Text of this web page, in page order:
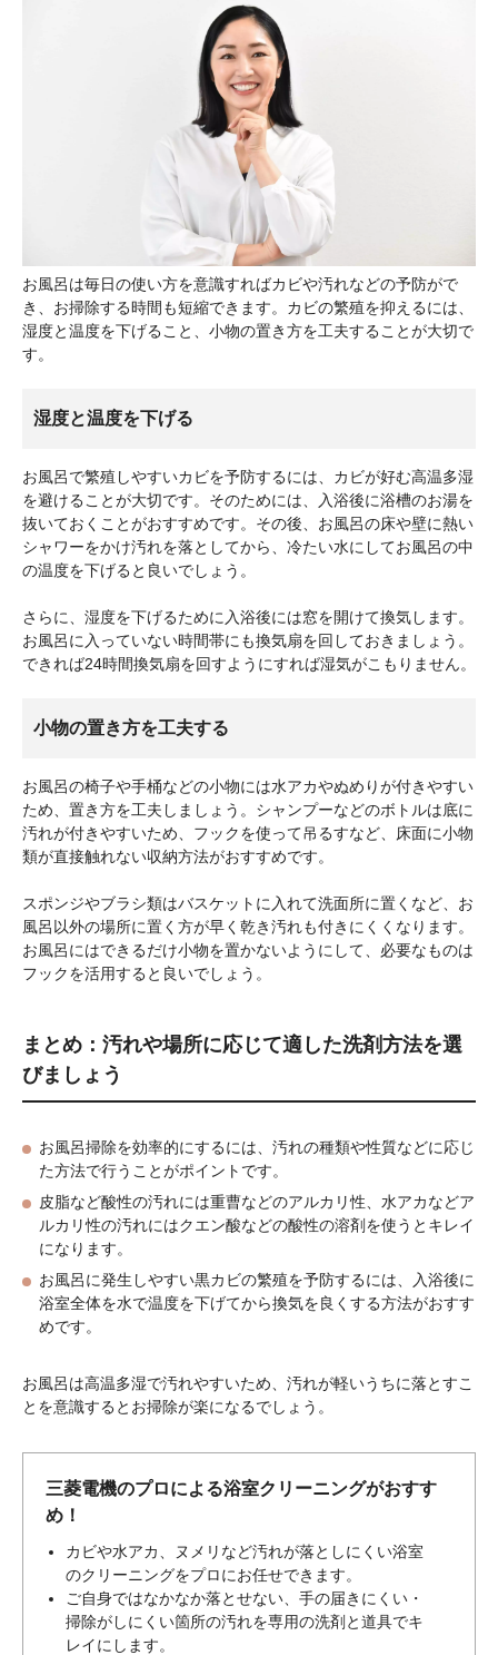
お風呂は毎日の使い方を意識すればカビや汚れなどの予防がで
き、お掃除する時間も短縮できます。カビの繁殖を抑えるには、
湿度と温度を下げること、小物の置き方を工夫することが大切で
す。
湿度と温度を下げる
お風呂で繁殖しやすいカビを予防するには、カビが好む高温多湿
を避けることが大切です。そのためには、入浴後に浴槽のお湯を
抜いておくことがおすすめです。その後、お風呂の床や壁に熱い
シャワーをかけ汚れを落としてから、冷たい水にしてお風呂の中
の温度を下げると良いでしょう。
さらに、湿度を下げるために入浴後には窓を開けて換気します。
お風呂に入っていない時間帯にも換気扇を回しておきましょう。
できれば24時間換気扇を回すようにすれば湿気がこもりません。
小物の置き方を工夫する
お風呂の椅子や手桶などの小物には水アカやぬめりが付きやすい
ため、置き方を工夫しましょう。シャンプーなどのボトルは底に
汚れが付きやすいため、フックを使って吊るすなど、床面に小物
類が直接触れない収納方法がおすすめです。
スポンジやブラシ類はバスケットに入れて洗面所に置くなど、お
風呂以外の場所に置く方が早く乾き汚れも付きにくくなります。
お風呂にはできるだけ小物を置かないようにして、必要なものは
フックを活用すると良いでしょう。
まとめ：汚れや場所に応じて適した洗剤方法を選
びましょう
お風呂掃除を効率的にするには、汚れの種類や性質などに応じ
た方法で行うことがポイントです。
皮脂など酸性の汚れには重曹などのアルカリ性、水アカなどア
ルカリ性の汚れにはクエン酸などの酸性の溶剤を使うとキレイ
になります。
お風呂に発生しやすい黒カビの繁殖を予防するには、入浴後に
浴室全体を水で温度を下げてから換気を良くする方法がおすす
めです。
お風呂は高温多湿で汚れやすいため、汚れが軽いうちに落とすこ
とを意識するとお掃除が楽になるでしょう。
三菱電機のプロによる浴室クリーニングがおすす
め！
カビや水アカ、ヌメリなど汚れが落としにくい浴室
のクリーニングをプロにお任せできます。
ご自身ではなかなか落とせない、手の届きにくい・
掃除がしにくい箇所の汚れを専用の洗剤と道具でキ
レイにします。